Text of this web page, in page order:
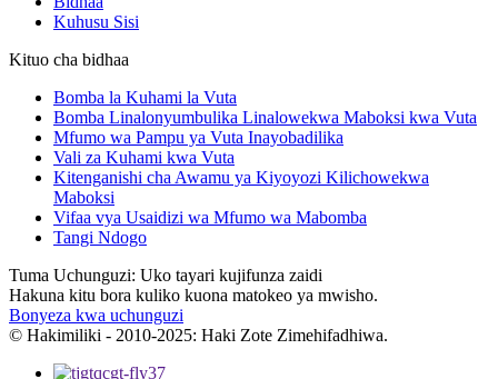
Kuhusu Sisi
Kituo cha bidhaa
Bomba la Kuhami la Vuta
Bomba Linalonyumbulika Linalowekwa Maboksi kwa Vuta
Mfumo wa Pampu ya Vuta Inayobadilika
Vali za Kuhami kwa Vuta
Kitenganishi cha Awamu ya Kiyoyozi Kilichowekwa
Maboksi
Vifaa vya Usaidizi wa Mfumo wa Mabomba
Tangi Ndogo
Tuma Uchunguzi: Uko tayari kujifunza zaidi
Hakuna kitu bora kuliko kuona matokeo ya mwisho.
Bonyeza kwa uchunguzi
© Hakimiliki - 2010-2025: Haki Zote Zimehifadhiwa.